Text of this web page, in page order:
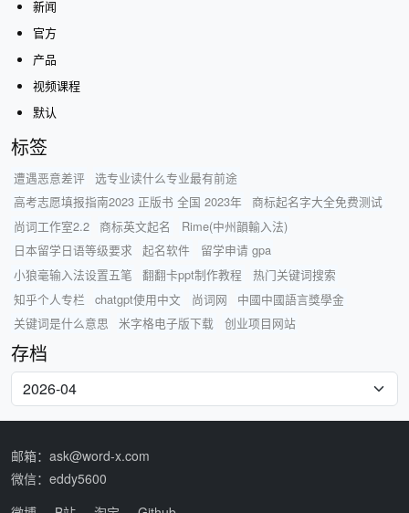
新闻
官方
产品
视频课程
默认
标签
遭遇恶意差评
选专业读什么专业最有前途
高考志愿填报指南2023 正版书 全国 2023年
商标起名字大全免费测试
尚词工作室2.2
商标英文起名
Rime(中州韻輸入法)
日本留学日语等级要求
起名软件
留学申请 gpa
小狼毫输入法设置五笔
翻翻卡ppt制作教程
热门关键词搜索
知乎个人专栏
chatgpt使用中文 尚词网
中國中國語言獎學金
关键词是什么意思
米字格电子版下载 创业项目网站
存档
邮箱：ask@word-x.com
微信：eddy5600